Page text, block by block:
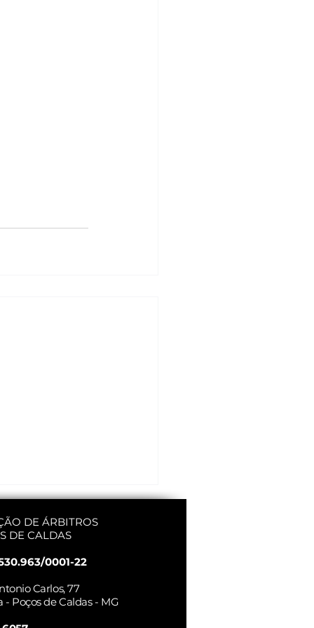
DE ÁRBITROS
DE CALDAS
0001-22
Carlos, 77
- Poços de Caldas - MG